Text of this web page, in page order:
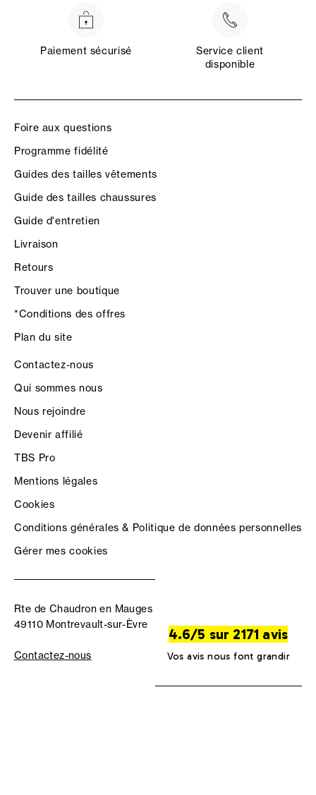
Paiement sécurisé
Service client
disponible
Foire aux questions
Programme fidélité
Guides des tailles vêtements
Guide des tailles chaussures
Guide d'entretien
Livraison
Retours
Trouver une boutique
*Conditions des offres
Plan du site
Contactez-nous
Qui sommes nous
Nous rejoindre
Devenir affilié
TBS Pro
Mentions légales
Cookies
Conditions générales & Politique de données personnelles
Gérer mes cookies
Rte de Chaudron en Mauges
49110 Montrevault-sur-Èvre
Contactez-nous
4.6/5 sur 2171 avis
Vos avis nous font grandir